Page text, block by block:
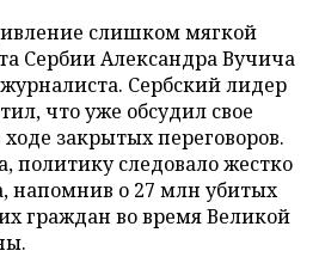
слишком мягкой
Сербии Александра Вучича
Сербский лидер
что уже обсудил свое
закрытых переговоров.
политику следовало жестко
напомнив о 27 млн убитых
граждан во время Великой